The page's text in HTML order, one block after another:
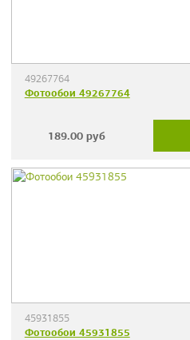
49267764
Фотообои 49267764
189.00 руб
45931855
Фотообои 45931855